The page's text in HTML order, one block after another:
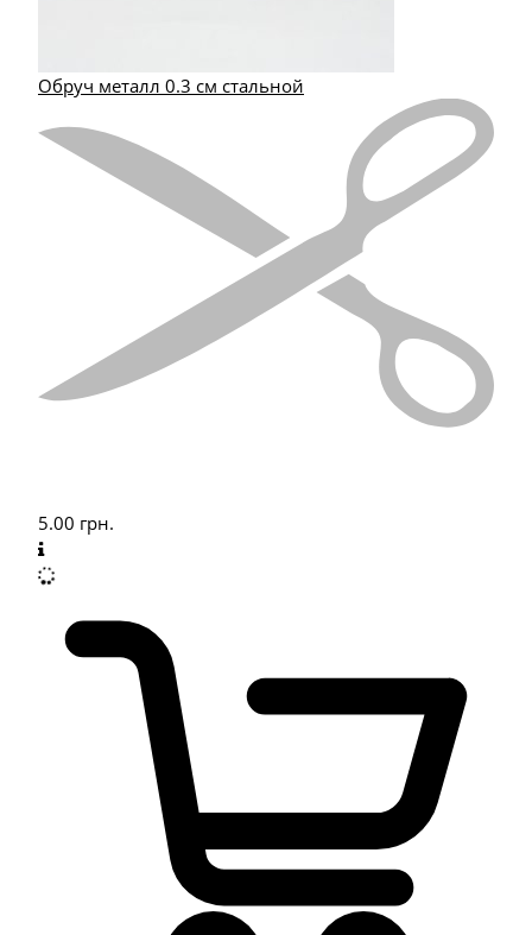
Обруч металл 0.3 см стальной
5.00 грн.